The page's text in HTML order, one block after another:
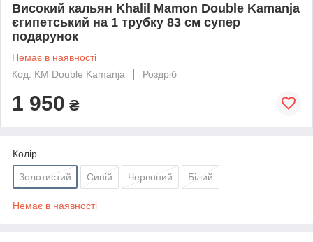
Високий кальян Khalil Mamon Double Kamanja
єгипетський на 1 трубку 83 см супер
подарунок
Немає в наявності
Код: KM Double Kamanja
Роздріб
1 950 ₴
Колір
Золотистий Синій Червоний Білий
Немає в наявності